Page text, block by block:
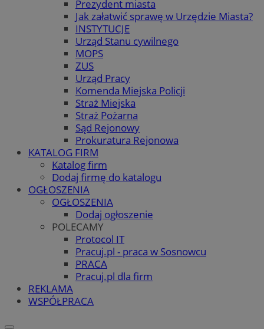
Prezydent miasta
Jak załatwić sprawę w Urzędzie Miasta?
INSTYTUCJE
Urząd Stanu cywilnego
MOPS
ZUS
Urząd Pracy
Komenda Miejska Policji
Straż Miejska
Straż Pożarna
Sąd Rejonowy
Prokuratura Rejonowa
KATALOG FIRM
Katalog firm
Dodaj firmę do katalogu
OGŁOSZENIA
OGŁOSZENIA
Dodaj ogłoszenie
POLECAMY
Protocol IT
Pracuj.pl - praca w Sosnowcu
PRACA
Pracuj.pl dla firm
REKLAMA
WSPÓŁPRACA